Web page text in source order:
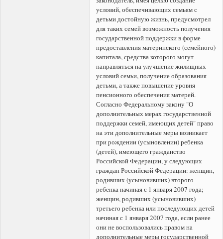
условий, обеспечивающих семьям с
детьми достойную жизнь, предусмотрел
для таких семей возможность получения
государственной поддержки в форме
предоставления материнского (семейного)
капитала, средства которого могут
направляться на улучшение жилищных
условий семьи, получение образования
детьми, а также повышение уровня
пенсионного обеспечения матерей.
Согласно Федеральному закону "О
дополнительных мерах государственной
поддержки семей, имеющих детей" право
на эти дополнительные меры возникает
при рождении (усыновлении) ребенка
(детей), имеющего гражданство
Российской Федерации, у следующих
граждан Российской Федерации: женщин,
родивших (усыновивших) второго
ребенка начиная с 1 января 2007 года;
женщин, родивших (усыновивших)
третьего ребенка или последующих детей
начиная с 1 января 2007 года, если ранее
они не воспользовались правом на
дополнительные меры государственной